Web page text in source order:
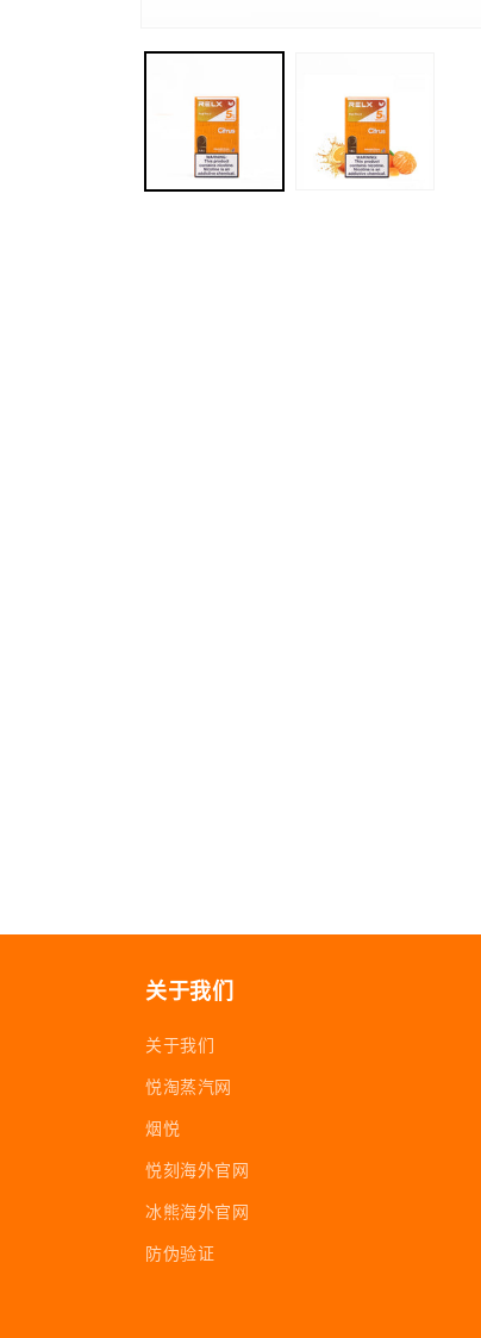
关于我们
关于我们
悦淘蒸汽网
烟悦
悦刻海外官网
冰熊海外官网
防伪验证